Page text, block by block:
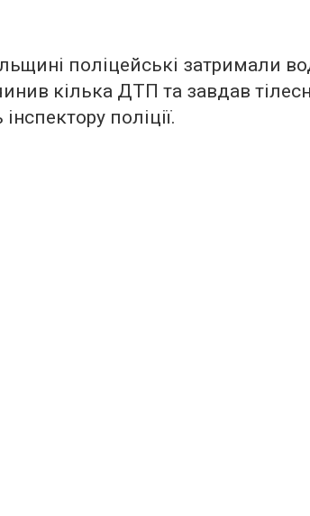
поліцейські затримали
кілька ДТП та завдав
поліції.